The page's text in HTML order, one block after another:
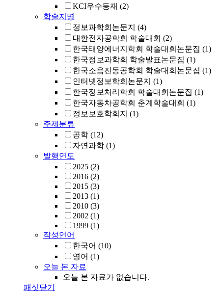
KCI우수등재 (2)
학술지명
정보과학회논문지 (4)
대한전자공학회 학술대회 (2)
한국태양에너지학회 학술대회논문집 (1)
한국정보과학회 학술발표논문집 (1)
한국소음진동공학회 학술대회논문집 (1)
인터넷정보학회논문지 (1)
한국정보처리학회 학술대회논문집 (1)
한국자동차공학회 춘계학술대회 (1)
정보보호학회지 (1)
주제분류
공학 (12)
자연과학 (1)
발행연도
2025 (2)
2016 (2)
2015 (3)
2013 (1)
2010 (3)
2002 (1)
1999 (1)
작성언어
한국어 (10)
영어 (1)
오늘 본 자료
오늘 본 자료가 없습니다.
패싯닫기